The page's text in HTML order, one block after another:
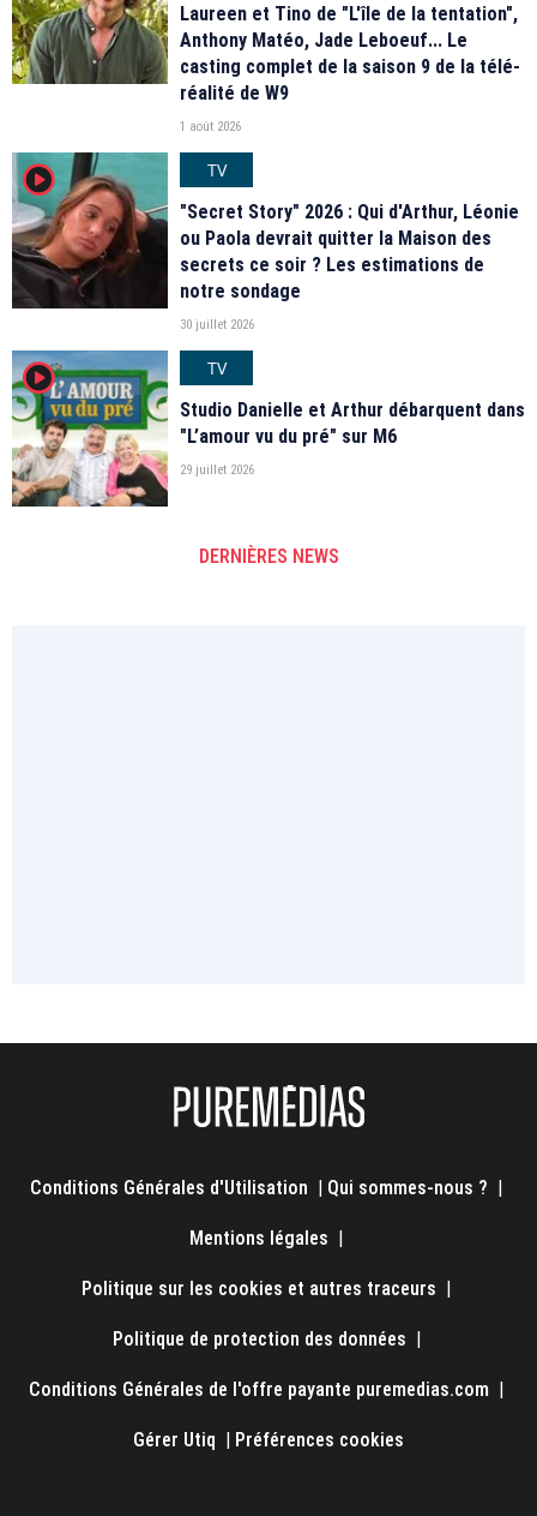
Laureen et Tino de "L'île de la tentation",
Anthony Matéo, Jade Leboeuf... Le
casting complet de la saison 9 de la télé-
réalité de W9
1 août 2026
player2
TV
"Secret Story" 2026 : Qui d'Arthur, Léonie
ou Paola devrait quitter la Maison des
secrets ce soir ? Les estimations de
notre sondage
30 juillet 2026
player2
TV
Studio Danielle et Arthur débarquent dans
"L’amour vu du pré" sur M6
29 juillet 2026
DERNIÈRES NEWS
Conditions Générales d'Utilisation | Qui sommes-nous ? |
Mentions légales |
Politique sur les cookies et autres traceurs |
Politique de protection des données |
Conditions Générales de l'offre payante puremedias.com |
Gérer Utiq | Préférences cookies